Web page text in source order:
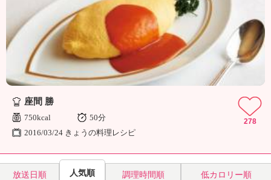
「
み
ん
の
の
理
」
座間 勝
750kcal
50分
2016/03/24 きょうの料理レシピ
278
放送日順 人気順 調理時間順 低カロリー順